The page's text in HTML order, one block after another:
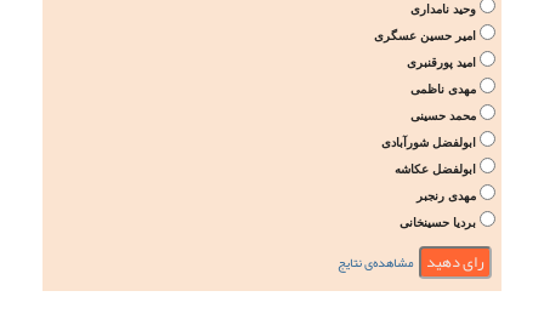
وحید نامداری
امیر حسین عسگری
امید پورقنبری
مهدی ناظمی
محمد حسینی
ابولفضل شورآبادی
ابولفضل عکاشه
مهدی رنجبر
بردیا حسینخانی
مشاهده‌ی نتایج